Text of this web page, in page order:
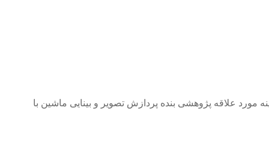
علاقه پژوهشی بنده پردازش تصویر و بینایی ماشین با